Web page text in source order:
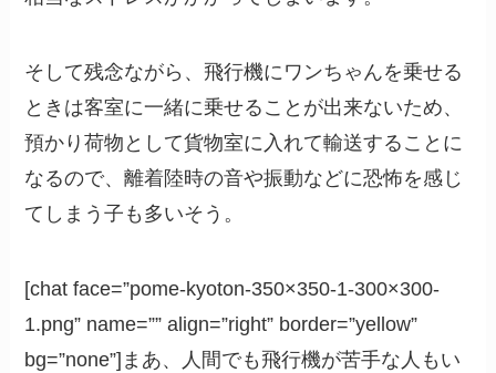
そして残念ながら、飛行機にワンちゃんを乗せる
ときは客室に一緒に乗せることが出来ないため、
預かり荷物として貨物室に入れて輸送することに
なるので、離着陸時の音や振動などに恐怖を感じ
てしまう子も多いそう。
[chat face=”pome-kyoton-350×350-1-300×300-
1.png” name=”” align=”right” border=”yellow”
bg=”none”]まあ、人間でも飛行機が苦手な人もい